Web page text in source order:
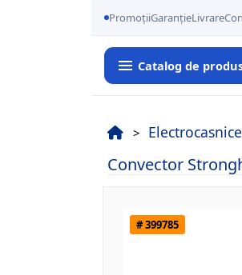
PromoțiiGaranțieLivrare
Catalog de
Electrocasnice
Convector
# 399785